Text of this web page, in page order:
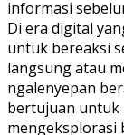
informasi
Di era digital
untuk bereaksi
langsung atau
ngalenyepan
bertujuan untuk
mengeksplorasi